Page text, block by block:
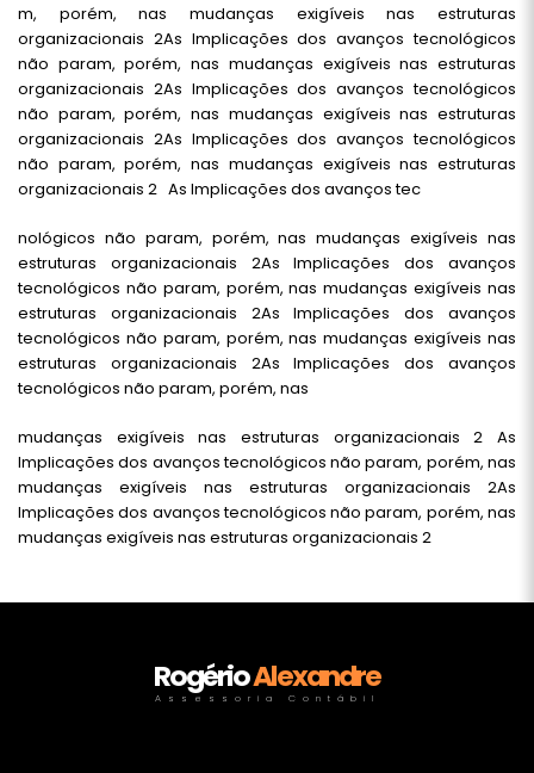
m, porém, nas mudanças exigíveis nas estruturas
organizacionais 2As Implicações dos avanços tecnológicos
não param, porém, nas mudanças exigíveis nas estruturas
organizacionais 2As Implicações dos avanços tecnológicos
não param, porém, nas mudanças exigíveis nas estruturas
organizacionais 2As Implicações dos avanços tecnológicos
não param, porém, nas mudanças exigíveis nas estruturas
organizacionais 2 As Implicações dos avanços tec
nológicos não param, porém, nas mudanças exigíveis nas
estruturas organizacionais 2As Implicações dos avanços
tecnológicos não param, porém, nas mudanças exigíveis nas
estruturas organizacionais 2As Implicações dos avanços
tecnológicos não param, porém, nas mudanças exigíveis nas
estruturas organizacionais 2As Implicações dos avanços
tecnológicos não param, porém, nas
mudanças exigíveis nas estruturas organizacionais 2 As
Implicações dos avanços tecnológicos não param, porém, nas
mudanças exigíveis nas estruturas organizacionais 2As
Implicações dos avanços tecnológicos não param, porém, nas
mudanças exigíveis nas estruturas organizacionais 2
RogérioAlexandre
Assessoria Contábil